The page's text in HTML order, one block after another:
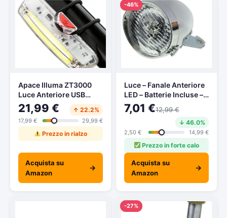
Apace Illuma ZT3000
Luce Anteriore USB
Ricaricabile per
Bicicletta – POTENTE
Fanale Anteriore LED
per Bici Super Luminoso
per una Sicurezza
Ottimale in Bicicletta –
Durata fino a 12 Ore –
Impermeabile
21,99 € ↑ 22.2%
17,99 € 29,99 €
Prezzo in rialzo
Acquista su
Amazon
→
-46%
Luce – Fanale Anteriore
LED – Batterie Incluse –
Ideale per Bicicletta City
Bike – Vintage – Olanda
7,01 €12,99 €
↓ 46.0%
2,50 € 14,99 €
Prezzo in forte calo
Acquista su
Amazon
→
-27%